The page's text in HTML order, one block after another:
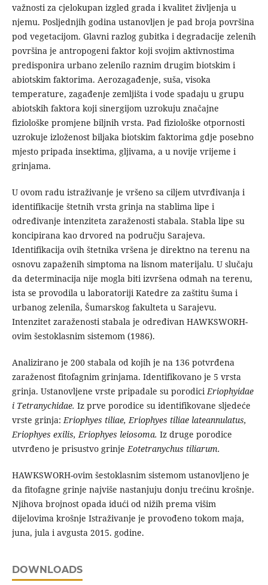
važnosti za cjelokupan izgled grada i kvalitet življenja u
njemu. Posljednjih godina ustanovljen je pad broja površina
pod vegetacijom. Glavni razlog gubitka i degradacije zelenih
površina je antropogeni faktor koji svojim aktivnostima
predisponira urbano zelenilo raznim drugim biotskim i
abiotskim faktorima. Aerozagađenje, suša, visoka
temperature, zagađenje zemljišta i vode spadaju u grupu
abiotskih faktora koji sinergijom uzrokuju značajne
fiziološke promjene biljnih vrsta. Pad fiziološke otpornosti
uzrokuje izloženost biljaka biotskim faktorima gdje posebno
mjesto pripada insektima, gljivama, a u novije vrijeme i
grinjama.
U ovom radu istraživanje je vršeno sa ciljem utvrđivanja i
identifikacije štetnih vrsta grinja na stablima lipe i
određivanje intenziteta zaraženosti stabala. Stabla lipe su
koncipirana kao drvored na području Sarajeva.
Identifikacija ovih štetnika vršena je direktno na terenu na
osnovu zapaženih simptoma na lisnom materijalu. U slučaju
da determinacija nije mogla biti izvršena odmah na terenu,
ista se provodila u laboratoriji Katedre za zaštitu šuma i
urbanog zelenila, Šumarskog fakulteta u Sarajevu.
Intenzitet zaraženosti stabala je određivan HAWKSWORH-
ovim šestoklasnim sistemom (1986).
Analizirano je 200 stabala od kojih je na 136 potvrđena
zaraženost fitofagnim grinjama. Identifikovano je 5 vrsta
grinja. Ustanovljene vrste pripadale su porodiciEriophyidae
i Tetranychidae. Iz prve porodice su identifikovane sljedeće
vrste grinja:Eriophyes tiliae, Eriophyes tiliae lateannulatus,
Eriophyes exilis, Eriophyes leiosoma. Iz druge porodice
utvrđeno je prisustvo grinjeEotetranychus tiliarum.
HAWKSWORH-ovim šestoklasnim sistemom ustanovljeno je
da fitofagne grinje najviše nastanjuju donju trećinu krošnje.
Njihova brojnost opada idući od nižih prema višim
dijelovima krošnje Istraživanje je provođeno tokom maja,
juna, jula i avgusta 2015. godine.
DOWNLOADS